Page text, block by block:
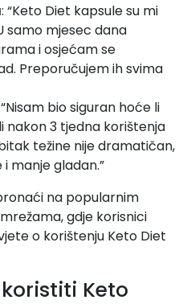
: “Keto Diet kapsule su mi
samo mjesec dana
i osjećam se
Preporučujem ih svima
bio siguran hoće li
nakon 3 tjedna korištenja
težine nije dramatičan,
manje gladan.”
na popularnim
gdje korisnici
o korištenju Keto Diet
Keto